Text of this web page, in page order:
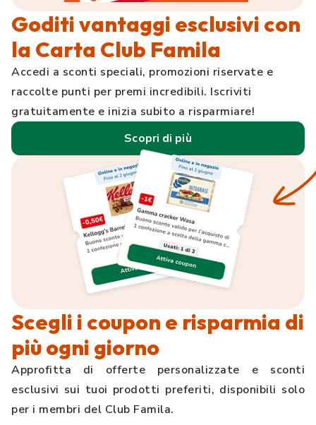
Goditi vantaggi esclusivi con
la Carta Club Famila
Accedi a sconti speciali, promozioni riservate e
raccolte punti per premi incredibili. Iscriviti
gratuitamente e inizia subito a risparmiare!
Scopri di più
Scegli i coupon e risparmia di
più ogni giorno
Approfitta di offerte personalizzate e sconti
esclusivi sui tuoi prodotti preferiti, disponibili solo
per i membri del Club Famila.